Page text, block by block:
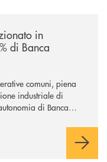
in
di Banca
comuni, piena
industriale di
di Banca
dell’operazione.